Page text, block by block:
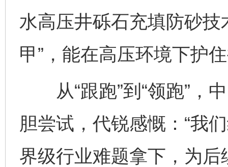
水高压井砾石充填防砂技
甲”，能在高压环境下护
从“跟跑”到“领跑”，
胆尝试，代锐感慨：“我
界级行业难题拿下，为